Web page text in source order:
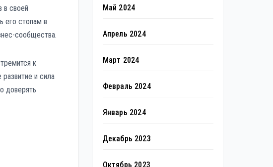
в своей
его стопам в
сообщества.
к
и сила
доверять
Май 2024
Апрель 2024
Март 2024
Февраль 2024
Январь 2024
Декабрь 2023
Октябрь 2023